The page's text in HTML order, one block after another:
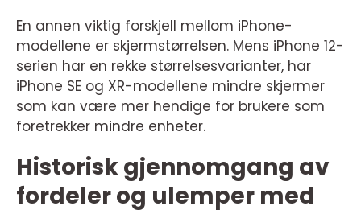
En annen viktig forskjell mellom iPhone-
modellene er skjermstørrelsen. Mens iPhone 12-
serien har en rekke størrelsesvarianter, har
iPhone SE og XR-modellene mindre skjermer
som kan være mer hendige for brukere som
foretrekker mindre enheter.
Historisk gjennomgang av
fordeler og ulemper med